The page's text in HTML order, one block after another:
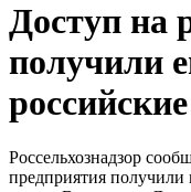
Доступ на
получили
Россельхознадзор
предприятия получили